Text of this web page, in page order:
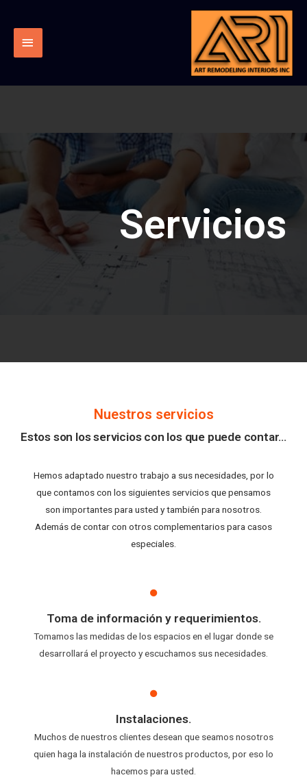
Servicios
Nuestros servicios
Estos son los servicios con los que puede contar...
Hemos adaptado nuestro trabajo a sus necesidades, por lo
que contamos con los siguientes servicios que pensamos
son importantes para usted y también para nosotros.
Además de contar con otros complementarios para casos
especiales.
Toma de información y requerimientos.
Tomamos las medidas de los espacios en el lugar donde se
desarrollará el proyecto y escuchamos sus necesidades.
Instalaciones.
Muchos de nuestros clientes desean que seamos nosotros
quien haga la instalación de nuestros productos, por eso lo
hacemos para usted.